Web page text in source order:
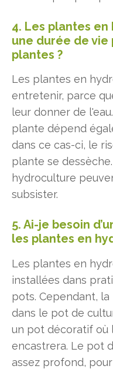
4. Les plantes
une durée de
plantes ?
Les plantes en
entretenir, parce
leur donner de
plante dépend
dans ce cas-ci, le
plante se
hydroculture
subsister.
5. Ai-je besoin
les plantes en
Les plantes en
installées dans
pots. Cependant,
dans le pot de
un pot décoratif où
encastrera. Le pot
assez profond,